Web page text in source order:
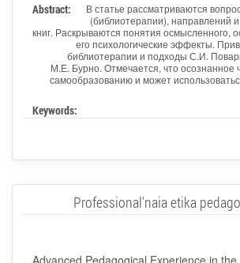
Abstract:
В статье рассматриваются
(библиотерапии), направлений
книг. Раскрываются понятия осмысленного,
его психологические эффекты.
библиотерапии и подходы С.И.
М.Е. Бурно. Отмечается, что осознанное
самообразованию и может
Keywords:
Professional'naia etika
Advanced Pedagogical Experience in